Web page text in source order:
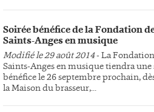
Soirée bénéfice de la Fondation
Saints-Anges en musique
Modifié le 29 août 2014- La
Saints-Anges en musique tiendra une
bénéfice le 26 septembre prochain,
la Maison du brasseur,...